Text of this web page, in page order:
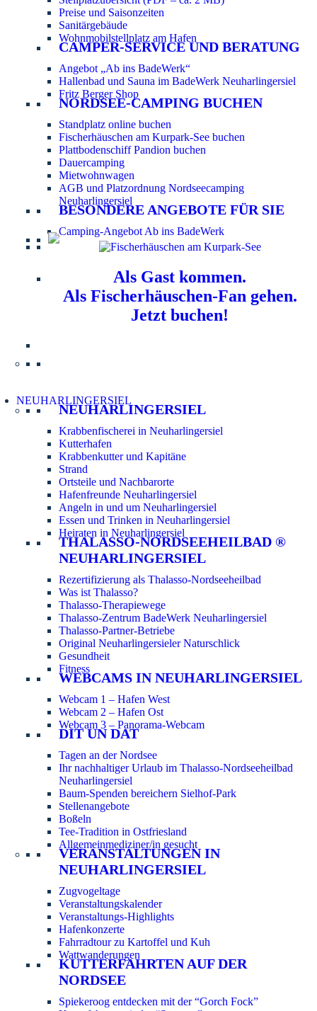
Preise und Saisonzeiten
Sanitärgebäude
Wohnmobilstellplatz am Hafen
CAMPER-SERVICE UND BERATUNG
Angebot „Ab ins BadeWerk“
Hallenbad und Sauna im BadeWerk Neuharlingersiel
Fritz Berger Shop
NORDSEE-CAMPING BUCHEN
Standplatz online buchen
Fischerhäuschen am Kurpark-See buchen
Plattbodenschiff Pandion buchen
Dauercamping
Mietwohnwagen
AGB und Platzordnung Nordseecamping
Neuharlingersiel
BESONDERE ANGEBOTE FÜR SIE
Camping-Angebot Ab ins BadeWerk
Als Gast kommen.
Als Fischerhäuschen-Fan gehen.
Jetzt buchen!
NEUHARLINGERSIEL
NEUHARLINGERSIEL
Krabbenfischerei in Neuharlingersiel
Kutterhafen
Krabbenkutter und Kapitäne
Strand
Ortsteile und Nachbarorte
Hafenfreunde Neuharlingersiel
Angeln in und um Neuharlingersiel
Essen und Trinken in Neuharlingersiel
Heiraten in Neuharlingersiel
THALASSO-NORDSEEHEILBAD ®
NEUHARLINGERSIEL
Rezertifizierung als Thalasso-Nordseeheilbad
Was ist Thalasso?
Thalasso-Therapiewege
Thalasso-Zentrum BadeWerk Neuharlingersiel
Thalasso-Partner-Betriebe
Original Neuharlingersieler Naturschlick
Gesundheit
Fitness
WEBCAMS IN NEUHARLINGERSIEL
Webcam 1 – Hafen West
Webcam 2 – Hafen Ost
Webcam 3 – Panorama-Webcam
DIT UN DAT
Tagen an der Nordsee
Ihr nachhaltiger Urlaub im Thalasso-Nordseeheilbad
Neuharlingersiel
Baum-Spenden bereichern Sielhof-Park
Stellenangebote
Boßeln
Tee-Tradition in Ostfriesland
Allgemeinmediziner/in gesucht
VERANSTALTUNGEN IN
NEUHARLINGERSIEL
Zugvogeltage
Veranstaltungskalender
Veranstaltungs-Highlights
Hafenkonzerte
Fahrradtour zu Kartoffel und Kuh
Wattwanderungen
KUTTERFAHRTEN AUF DER
NORDSEE
Spiekeroog entdecken mit der “Gorch Fock”